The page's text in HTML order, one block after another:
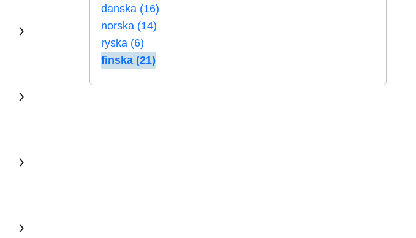
danska (16)
norska (14)
ryska (6)
finska (21)